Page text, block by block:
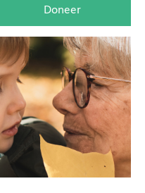
Doneer